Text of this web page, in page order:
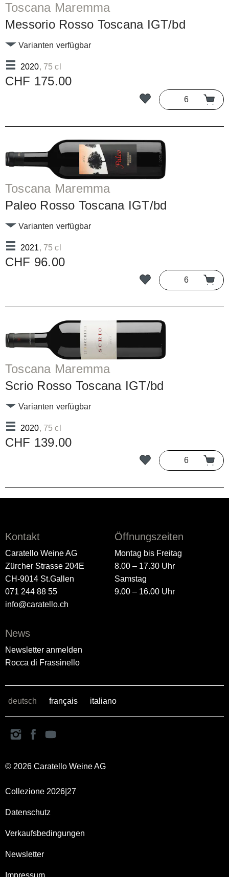
Toscana Maremma
Messorio Rosso Toscana IGT/bd
2020, 75 cl
Varianten verfügbar
CHF 175.00
Toscana Maremma
Paleo Rosso Toscana IGT/bd
2021, 75 cl
Varianten verfügbar
CHF 96.00
Toscana Maremma
Scrio Rosso Toscana IGT/bd
2020, 75 cl
Varianten verfügbar
CHF 139.00
Kontakt
Caratello Weine AG
Zürcher Strasse 204E
CH-9014 St.Gallen
071 244 88 55
info@caratello.ch
Öffnungszeiten
Montag bis Freitag
8.00 – 17.30 Uhr
Samstag
9.00 – 16.00 Uhr
News
Newsletter anmelden
Rocca di Frassinello
deutsch français italiano
© 2026 Caratello Weine AG
Collezione 2026|27
Datenschutz
Verkaufsbedingungen
Newsletter
Impressum